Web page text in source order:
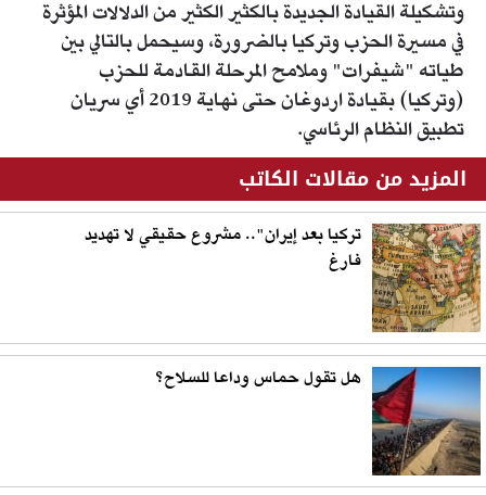
وتشكيلة القيادة الجديدة بالكثير الكثير من الدلالات المؤثرة
في مسيرة الحزب وتركيا بالضرورة، وسيحمل بالتالي بين
طياته "شيفرات" وملامح المرحلة القادمة للحزب
(وتركيا) بقيادة اردوغان حتى نهاية 2019 أي سريان
تطبيق النظام الرئاسي.
المزيد من مقالات الكاتب
تركيا بعد إيران".. مشروع حقيقي لا تهديد
فارغ
هل تقول حماس وداعا للسلاح؟